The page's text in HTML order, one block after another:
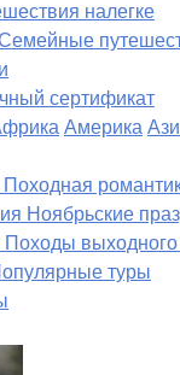
налегке
сертификат
Америка
Походная
Ноябрьские
Походы выходного
туры